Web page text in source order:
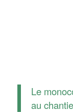
Le
au